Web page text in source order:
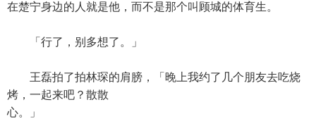
在楚宁身边的人就是他，而不是那个叫顾城的体育生。
「行了，别多想了。」
王磊拍了拍林琛的肩膀，「晚上我约了几个朋友去吃烧
烤，一起来吧？散散
心。」